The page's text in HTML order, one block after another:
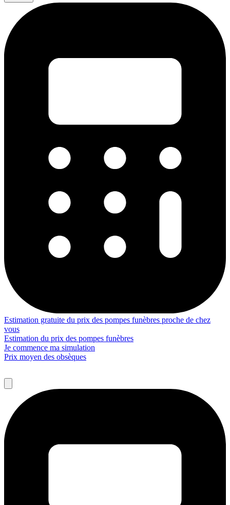
Estimation gratuite du prix des pompes funèbres proche de chez
vous
Estimation du prix des pompes funèbres
Je commence ma simulation
Prix moyen des obsèques